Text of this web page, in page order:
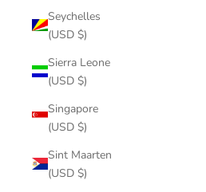
Seychelles
(USD $)
Sierra Leone
(USD $)
Singapore
(USD $)
Sint Maarten
(USD $)